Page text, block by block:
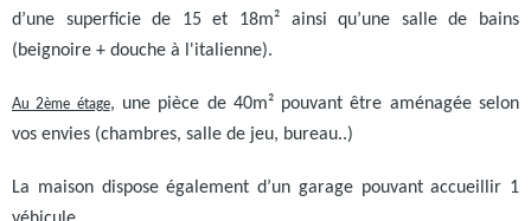
d’une superficie de 15 et 18m² ainsi qu’une salle de bains
(beignoire + douche à l'italienne).
Au 2ème étage, une pièce de 40m² pouvant être aménagée selon
vos envies (chambres, salle de jeu, bureau..)
La maison dispose également d’un garage pouvant accueillir 1